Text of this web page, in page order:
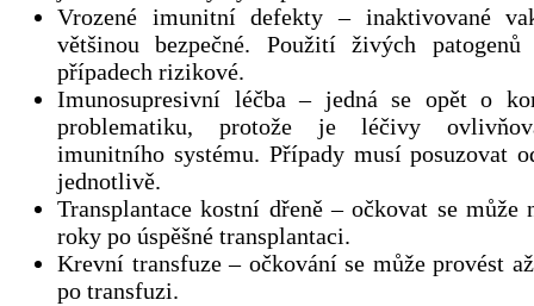
Vrozené imunitní defekty – inaktivované
většinou bezpečné. Použití živých
případech rizikové.
Imunosupresivní léčba – jedná se opět o
problematiku, protože je léčivy
imunitního systému. Případy musí posuzovat
jednotlivě.
Transplantace kostní dřeně – očkovat se může
roky po úspěšné transplantaci.
Krevní transfuze – očkování se může provést
po transfuzi.